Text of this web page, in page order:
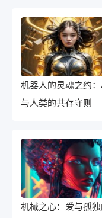
机器人的灵魂之约
与人类的共存守则
机械之心：爱与孤